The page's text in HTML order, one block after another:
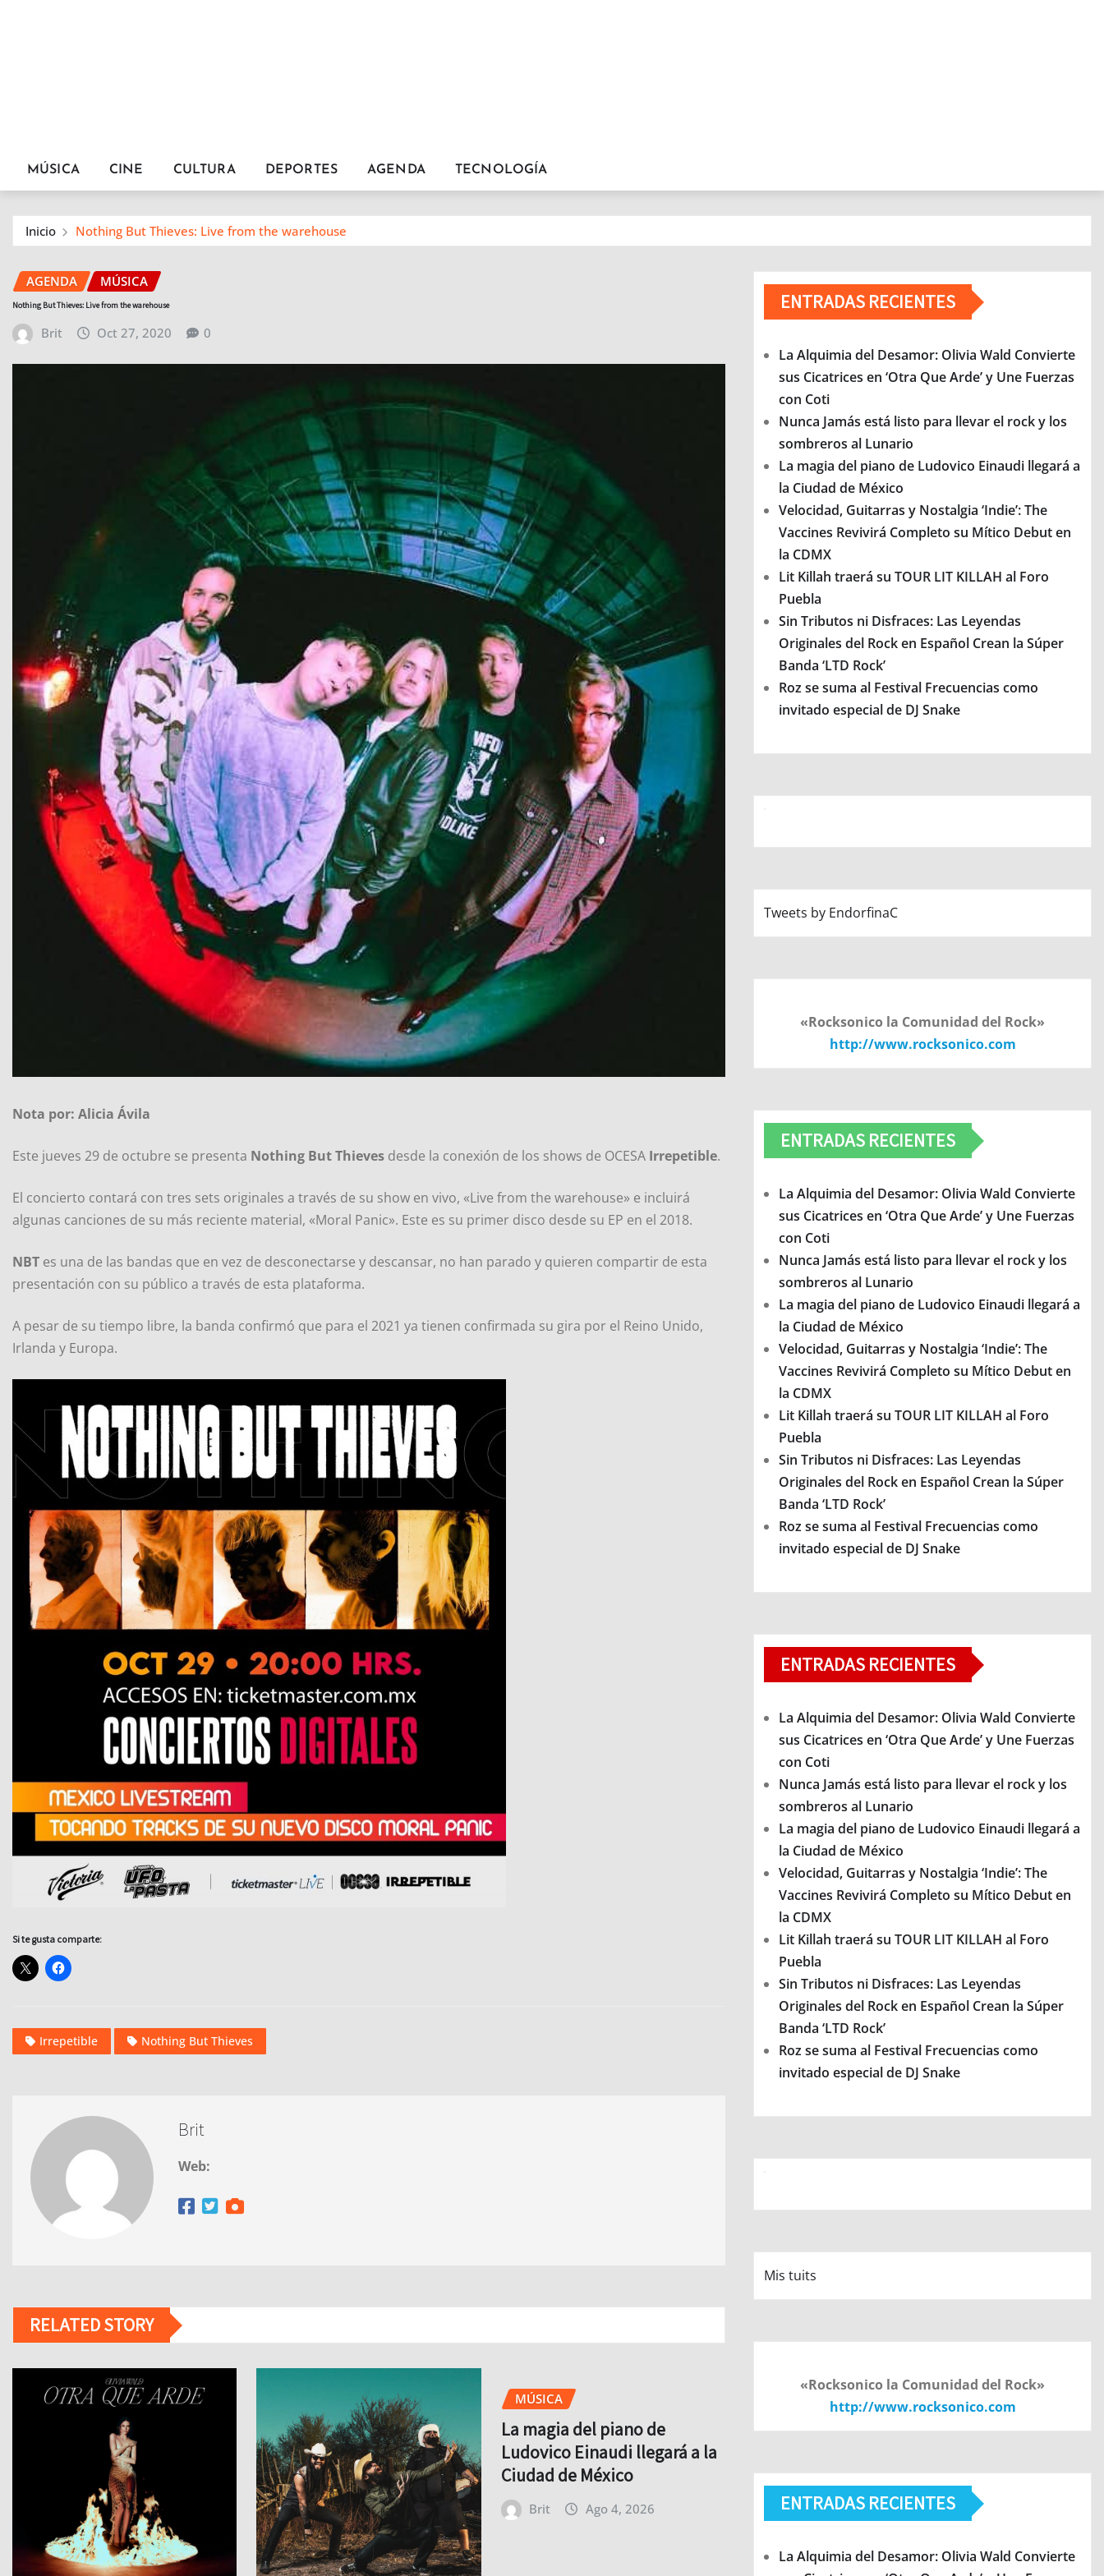
MÚSICA CINE CULTURA DEPORTES AGENDA TECNOLOGÍA
Inicio Nothing But Thieves: Live from the warehouse
AGENDA MÚSICA
Nothing But Thieves: Live from the warehouse
Brit Oct 27, 2020 0
Nota por: Alicia Ávila
Este jueves 29 de octubre se presenta Nothing But Thieves desde la conexión de los shows de OCESA Irrepetible.
El concierto contará con tres sets originales a través de su show en vivo, «Live from the warehouse» e incluirá
algunas canciones de su más reciente material, «Moral Panic». Este es su primer disco desde su EP en el 2018.
NBT es una de las bandas que en vez de desconectarse y descansar, no han parado y quieren compartir de esta
presentación con su público a través de esta plataforma.
A pesar de su tiempo libre, la banda confirmó que para el 2021 ya tienen confirmada su gira por el Reino Unido,
Irlanda y Europa.
Si te gusta comparte:
Irrepetible Nothing But Thieves
Brit
Web:
RELATED STORY
MÚSICA
La magia del piano de
Ludovico Einaudi llegará a la
Ciudad de México
Brit Ago 4, 2026
ENTRADAS RECIENTES
La Alquimia del Desamor: Olivia Wald Convierte
sus Cicatrices en ‘Otra Que Arde’ y Une Fuerzas
con Coti
Nunca Jamás está listo para llevar el rock y los
sombreros al Lunario
La magia del piano de Ludovico Einaudi llegará a
la Ciudad de México
Velocidad, Guitarras y Nostalgia ‘Indie’: The
Vaccines Revivirá Completo su Mítico Debut en
la CDMX
Lit Killah traerá su TOUR LIT KILLAH al Foro
Puebla
Sin Tributos ni Disfraces: Las Leyendas
Originales del Rock en Español Crean la Súper
Banda ‘LTD Rock’
Roz se suma al Festival Frecuencias como
invitado especial de DJ Snake
Tweets by EndorfinaC
«Rocksonico la Comunidad del Rock»
http://www.rocksonico.com
ENTRADAS RECIENTES
La Alquimia del Desamor: Olivia Wald Convierte
sus Cicatrices en ‘Otra Que Arde’ y Une Fuerzas
con Coti
Nunca Jamás está listo para llevar el rock y los
sombreros al Lunario
La magia del piano de Ludovico Einaudi llegará a
la Ciudad de México
Velocidad, Guitarras y Nostalgia ‘Indie’: The
Vaccines Revivirá Completo su Mítico Debut en
la CDMX
Lit Killah traerá su TOUR LIT KILLAH al Foro
Puebla
Sin Tributos ni Disfraces: Las Leyendas
Originales del Rock en Español Crean la Súper
Banda ‘LTD Rock’
Roz se suma al Festival Frecuencias como
invitado especial de DJ Snake
ENTRADAS RECIENTES
La Alquimia del Desamor: Olivia Wald Convierte
sus Cicatrices en ‘Otra Que Arde’ y Une Fuerzas
con Coti
Nunca Jamás está listo para llevar el rock y los
sombreros al Lunario
La magia del piano de Ludovico Einaudi llegará a
la Ciudad de México
Velocidad, Guitarras y Nostalgia ‘Indie’: The
Vaccines Revivirá Completo su Mítico Debut en
la CDMX
Lit Killah traerá su TOUR LIT KILLAH al Foro
Puebla
Sin Tributos ni Disfraces: Las Leyendas
Originales del Rock en Español Crean la Súper
Banda ‘LTD Rock’
Roz se suma al Festival Frecuencias como
invitado especial de DJ Snake
Mis tuits
«Rocksonico la Comunidad del Rock»
http://www.rocksonico.com
ENTRADAS RECIENTES
La Alquimia del Desamor: Olivia Wald Convierte